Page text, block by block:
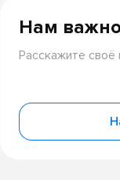
Нам
Расскажите